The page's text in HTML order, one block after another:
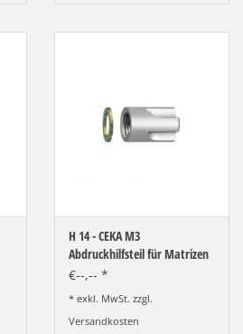
H 14 - CEKA M3
Abdruckhilfsteil für Matrizen
€--,-- *
* exkl. MwSt. zzgl.
Versandkosten